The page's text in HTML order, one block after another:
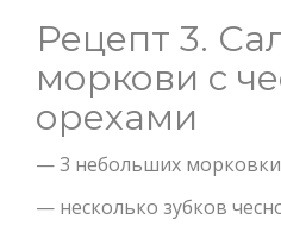
Рецепт 3.
моркови с
орехами
— 3 небольших
— несколько зубков